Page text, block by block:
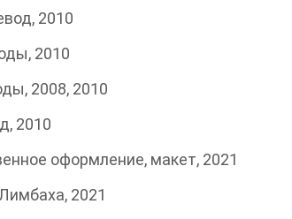
2010
2010
2008, 2010
2010
оформление, макет, 2021
2021